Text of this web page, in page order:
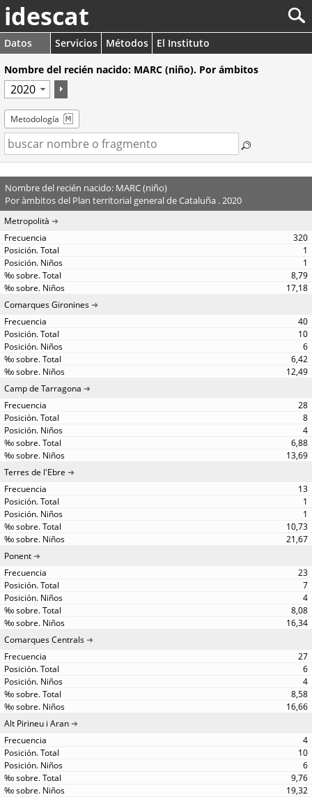
idescat
Datos Servicios Métodos
El Instituto
Nombre del recién nacido: MARC (niño). Por ámbitos
Metodología
Nombre del recién nacido: MARC (niño)
Por àmbitos del Plan territorial general de Cataluña . 2020
Metropolità
320
1
1
8,79
17,18
Comarques Gironines
40
10
6
6,42
12,49
Camp de Tarragona
28
8
4
6,88
13,69
Terres de l'Ebre
13
1
1
10,73
21,67
Ponent
23
7
4
8,08
16,34
Comarques Centrals
27
6
4
8,58
16,66
Alt Pirineu i Aran
4
10
6
9,76
19,32